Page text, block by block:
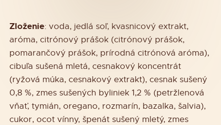
Zloženie: voda, jedlá soľ, kvasnicový extrakt,
aróma, citrónový prášok (citrónový prášok,
pomarančový prášok, prírodná citrónová aróma),
cibuľa sušená mletá, cesnakový koncentrát
(ryžová múka, cesnakový extrakt), cesnak sušený
0,8 %, zmes sušených byliniek 1,2 % (petržlenová
vňať, tymián, oregano, rozmarín, bazalka, šalvia),
cukor, ocot vínny, špenát sušený mletý, zmes